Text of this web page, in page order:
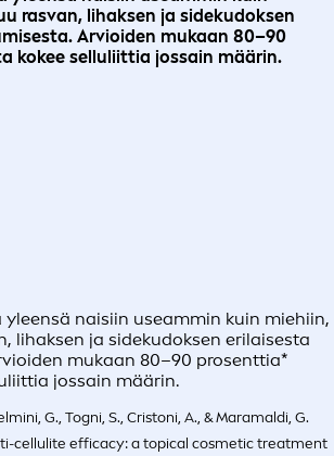
rasvan, lihaksen ja sidekudoksen
Arvioiden mukaan 80–90
kokee selluliittia jossain määrin.
naisiin useammin kuin miehiin,
lihaksen ja sidekudoksen erilaisesta
mukaan 80–90 prosenttia*
jossain määrin.
G., Togni, S., Cristoni, A., & Maramaldi, G.
cellulite efficacy: a topical cosmetic treatment